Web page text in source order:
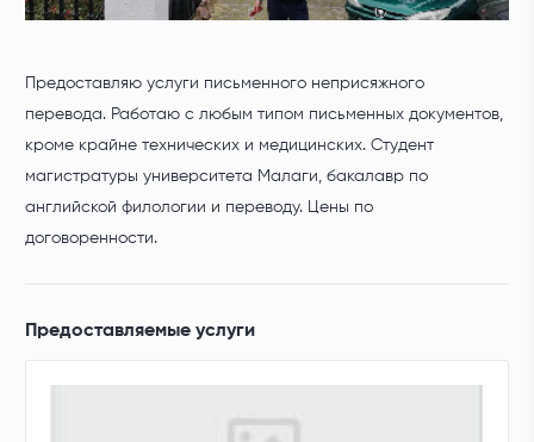
Предоставляю услуги письменного неприсяжного
перевода. Работаю с любым типом письменных документов,
кроме крайне технических и медицинских. Студент
магистратуры университета Малаги, бакалавр по
английской филологии и переводу. Цены по
договоренности.
Предоставляемые услуги